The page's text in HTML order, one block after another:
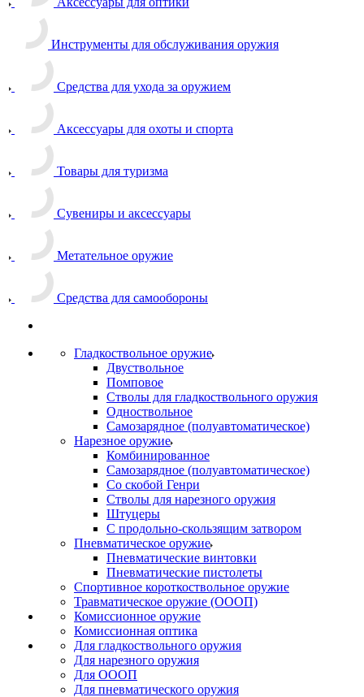
Инструменты для обслуживания оружия
Средства для ухода за оружием
Аксессуары для охоты и спорта
Товары для туризма
Сувениры и аксессуары
Метательное оружие
Средства для самообороны
Гладкоствольное оружие
Двуствольное
Помповое
Стволы для гладкоствольного оружия
Одноствольное
Самозарядное (полуавтоматическое)
Нарезное оружие
Комбинированное
Самозарядное (полуавтоматическое)
Со скобой Генри
Стволы для нарезного оружия
Штуцеры
С продольно-скользящим затвором
Пневматическое оружие
Пневматические винтовки
Пневматические пистолеты
Спортивное короткоствольное оружие
Травматическое оружие (ОООП)
Комиссионное оружие
Комиссионная оптика
Для гладкоствольного оружия
Для нарезного оружия
Для ОООП
Для пневматического оружия